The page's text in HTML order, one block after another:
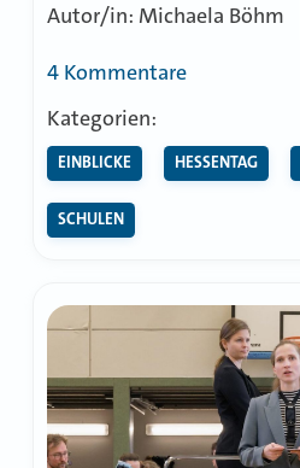
Autor/in: Michaela Böhm
4 Kommentarezu
Zeigefinger
Kategorien:
EINBLICKE HESSENTAG
SCHULEN